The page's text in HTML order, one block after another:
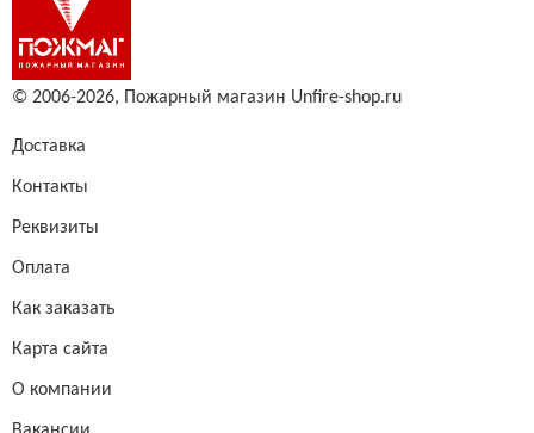
© 2006-2026, Пожарный магазин Unfire-shop.ru
Доставка
Контакты
Реквизиты
Оплата
Как заказать
Карта сайта
О компании